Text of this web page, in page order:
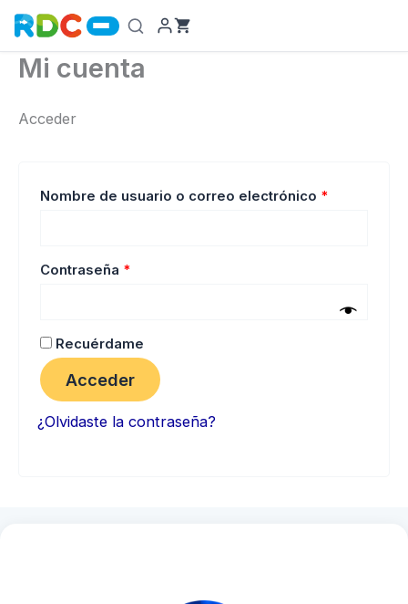
contenido
Mi cuenta
Acceder
Nombre de usuario o correo electrónico *
Contraseña *
Recuérdame
Acceder
¿Olvidaste la contraseña?